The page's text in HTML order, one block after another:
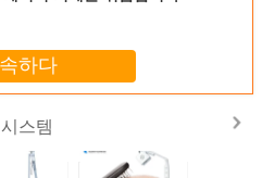
하다
스템